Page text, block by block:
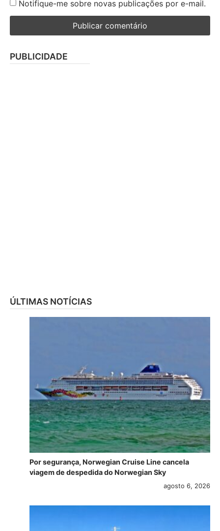
Notifique-me sobre novas publicações por e-mail.
PUBLICIDADE
ÚLTIMAS NOTÍCIAS
Por segurança, Norwegian Cruise Line cancela
viagem de despedida do Norwegian Sky
agosto 6, 2026